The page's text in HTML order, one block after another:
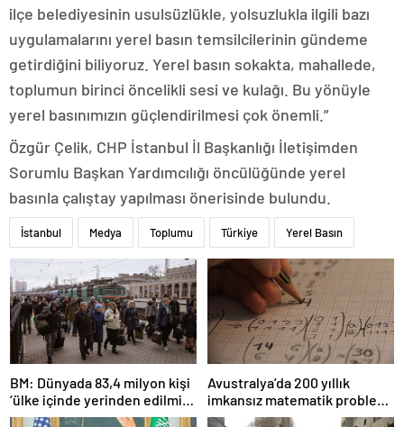
ilçe belediyesinin usulsüzlükle, yolsuzlukla ilgili bazı
uygulamalarını yerel basın temsilcilerinin gündeme
getirdiğini biliyoruz. Yerel basın sokakta, mahallede,
toplumun birinci öncelikli sesi ve kulağı. Bu yönüyle
yerel basınımızın güçlendirilmesi çok önemli.”
Özgür Çelik, CHP İstanbul İl Başkanlığı İletişimden
Sorumlu Başkan Yardımcılığı öncülüğünde yerel
basınla çalıştay yapılması önerisinde bulundu.
İstanbul Medya Toplumu Türkiye Yerel Basın
BM: Dünyada 83,4 milyon kişi
‘ülke içinde yerinden edilmiş’
olarak yaşıyor
Avustralya’da 200 yıllık
imkansız matematik problemi
çözüldü